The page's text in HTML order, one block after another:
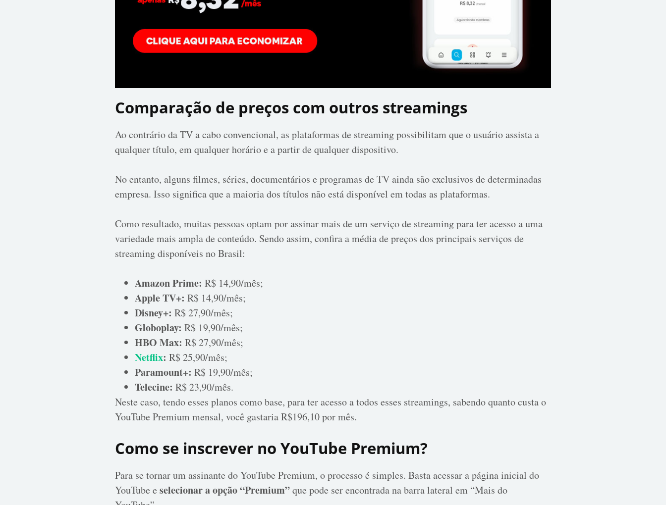
Comparação de preços com outros streamings
Ao contrário da TV a cabo convencional, as plataformas de streaming possibilitam que o usuário assista a
qualquer título, em qualquer horário e a partir de qualquer dispositivo.
No entanto, alguns filmes, séries, documentários e programas de TV ainda são exclusivos de determinadas
empresa. Isso significa que a maioria dos títulos não está disponível em todas as plataformas.
Como resultado, muitas pessoas optam por assinar mais de um serviço de streaming para ter acesso a uma
variedade mais ampla de conteúdo. Sendo assim, confira a média de preços dos principais serviços de
streaming disponíveis no Brasil:
Amazon Prime: R$ 14,90/mês;
Apple TV+: R$ 14,90/mês;
Disney+: R$ 27,90/mês;
Globoplay: R$ 19,90/mês;
HBO Max: R$ 27,90/mês;
Netflix: R$ 25,90/mês;
Paramount+: R$ 19,90/mês;
Telecine: R$ 23,90/mês.
Neste caso, tendo esses planos como base, para ter acesso a todos esses streamings, sabendo quanto custa o
YouTube Premium mensal, você gastaria R$196,10 por mês.
Como se inscrever no YouTube Premium?
Para se tornar um assinante do YouTube Premium, o processo é simples. Basta acessar a página inicial do
YouTube e selecionar a opção “Premium”que pode ser encontrada na barra lateral em “Mais do